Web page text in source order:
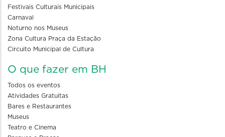
Festivais Culturais Municipais
Carnaval
Noturno nos Museus
Zona Cultura Praça da Estação
Circuito Municipal de Cultura
O que fazer em BH
Todos os eventos
Atividades Gratuitas
Bares e Restaurantes
Museus
Teatro e Cinema